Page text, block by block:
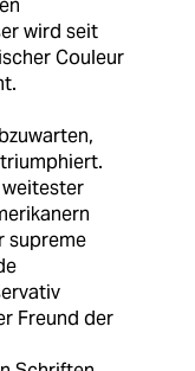
wird seit
Couleur
supreme
Freund der